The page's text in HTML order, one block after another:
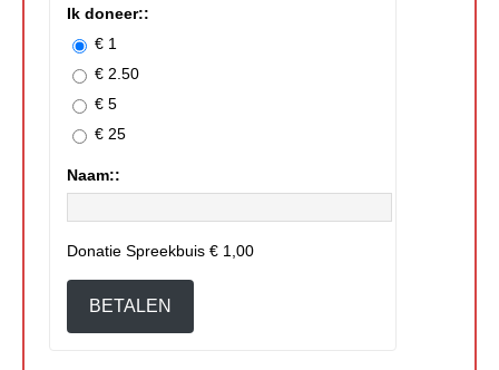
Ik doneer::
€ 1
€ 2.50
€ 5
€ 25
Naam::
Donatie Spreekbuis € 1,00
BETALEN